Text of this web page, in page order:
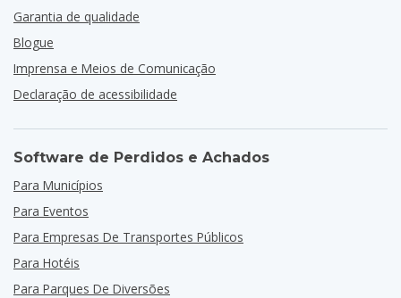
Garantia de qualidade
Blogue
Imprensa e Meios de Comunicação
Declaração de acessibilidade
Software de Perdidos e Achados
Para Municípios
Para Eventos
Para Empresas De Transportes Públicos
Para Hotéis
Para Parques De Diversões